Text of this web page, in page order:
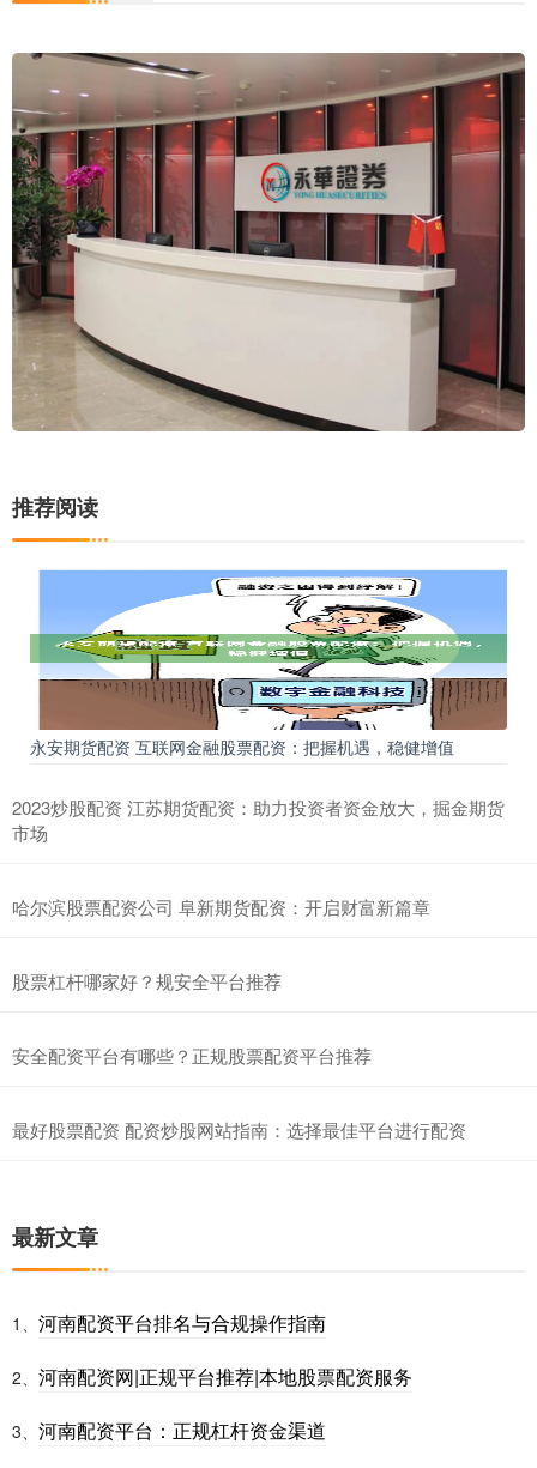
推荐阅读
永安期货配资 互联网金融股票配资：把握机遇，稳健增值
2023炒股配资 江苏期货配资：助力投资者资金放大，掘金期货
市场
哈尔滨股票配资公司 阜新期货配资：开启财富新篇章
股票杠杆哪家好？规安全平台推荐
安全配资平台有哪些？正规股票配资平台推荐
最好股票配资 配资炒股网站指南：选择最佳平台进行配资
最新文章
1、 河南配资平台排名与合规操作指南
2、 河南配资网|正规平台推荐|本地股票配资服务
3、 河南配资平台：正规杠杆资金渠道